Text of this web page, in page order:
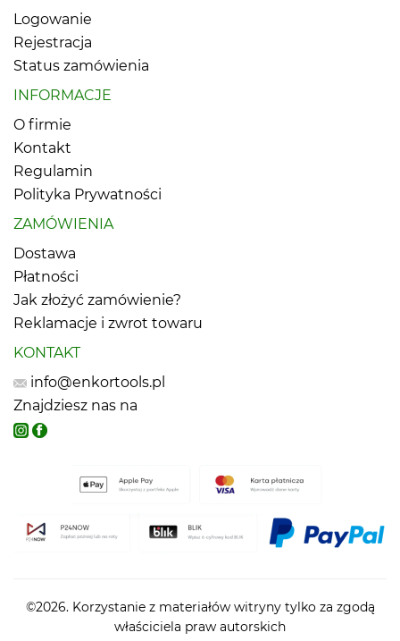
Logowanie
Rejestracja
Status zamówienia
INFORMACJE
O firmie
Kontakt
Regulamin
Polityka Prywatności
ZAMÓWIENIA
Dostawa
Płatności
Jak złożyć zamówienie?
Reklamacje i zwrot towaru
KONTAKT
info@enkortools.pl
Znajdziesz nas na
©2026. Korzystanie z materiałów witryny tylko za zgodą
właściciela praw autorskich